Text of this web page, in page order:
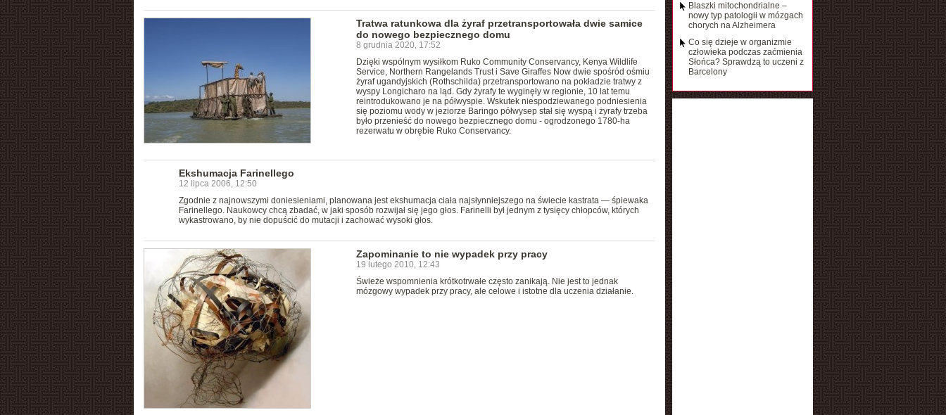
Tratwa ratunkowa dla żyraf przetransportowała dwie samice
do nowego bezpiecznego domu
8 grudnia 2020, 17:52
Dzięki wspólnym wysiłkom Ruko Community Conservancy, Kenya Wildlife
Service, Northern Rangelands Trust i Save Giraffes Now dwie spośród ośmiu
żyraf ugandyjskich (Rothschilda) przetransportowano na pokładzie tratwy z
wyspy Longicharo na ląd. Gdy żyrafy te wyginęły w regionie, 10 lat temu
reintrodukowano je na półwyspie. Wskutek niespodziewanego podniesienia
się poziomu wody w jeziorze Baringo półwysep stał się wyspą i żyrafy trzeba
było przenieść do nowego bezpiecznego domu - ogrodzonego 1780-ha
rezerwatu w obrębie Ruko Conservancy.
Ekshumacja Farinellego
12 lipca 2006, 12:50
Zgodnie z najnowszymi doniesieniami, planowana jest ekshumacja ciała najsłynniejszego na świecie kastrata — śpiewaka
Farinellego. Naukowcy chcą zbadać, w jaki sposób rozwijał się jego głos. Farinelli był jednym z tysięcy chłopców, których
wykastrowano, by nie dopuścić do mutacji i zachować wysoki głos.
Zapominanie to nie wypadek przy pracy
19 lutego 2010, 12:43
Świeże wspomnienia krótkotrwałe często zanikają. Nie jest to jednak
mózgowy wypadek przy pracy, ale celowe i istotne dla uczenia działanie.
Blaszki mitochondrialne –
nowy typ patologii w mózgach
chorych na Alzheimera
Co się dzieje w organizmie
człowieka podczas zaćmienia
Słońca? Sprawdzą to uczeni z
Barcelony